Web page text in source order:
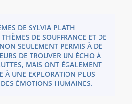
DE SYLVIA PLATH
DE SOUFFRANCE ET DE
SEULEMENT PERMIS À DE
DE TROUVER UN ÉCHO À
MAIS ONT ÉGALEMENT
À UNE EXPLORATION PLUS
ÉMOTIONS HUMAINES.